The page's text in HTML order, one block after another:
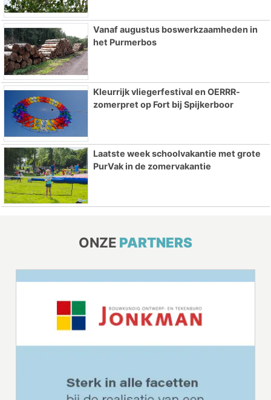
Vanaf augustus boswerkzaamheden in
het Purmerbos
Kleurrijk vliegerfestival en OERRR-
zomerpret op Fort bij Spijkerboor
Laatste week schoolvakantie met grote
PurVak in de zomervakantie
ONZE PARTNERS